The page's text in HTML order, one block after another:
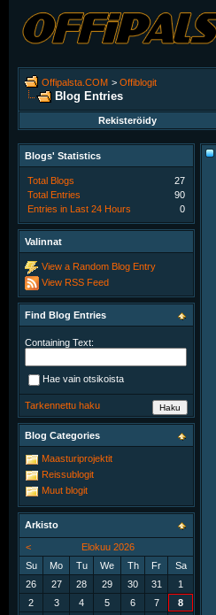
Offipalsta.COM > Offiblogit
Blog Entries
Rekisteröidy
Blogs' Statistics
Total Blogs
27
Total Entries
90
Entries in Last 24 Hours
0
Valinnat
View a Random Blog Entry
View RSS Feed
Find Blog Entries
Containing Text:
Hae vain otsikoista
Tarkennettu haku
Blog Categories
Maasturiprojektit
Reissublogit
Muut blogit
Arkisto
<
Elokuu 2026
Su
Mo Tu We Th Fr
Sa
26
27 28 29 30 31
1
2
3 4 5 6 7
8